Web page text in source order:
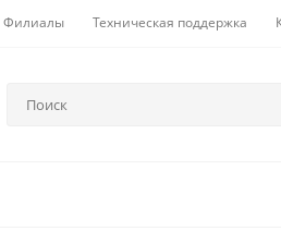
Филиалы Техническая поддержка